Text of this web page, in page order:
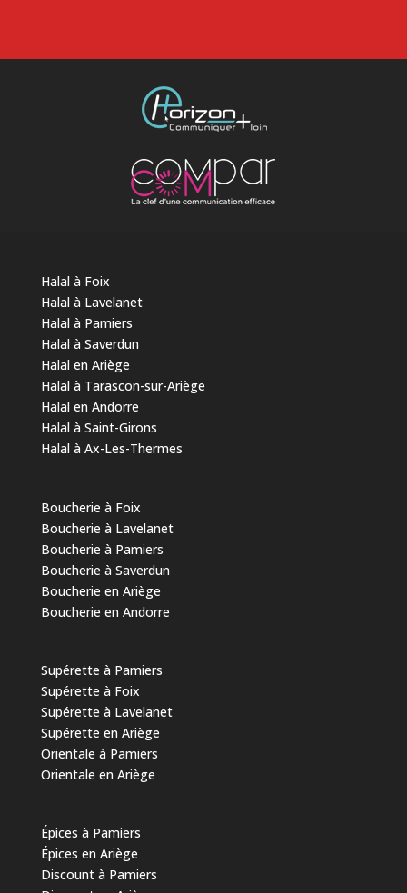
Halal à Foix
Halal à Lavelanet
Halal à Pamiers
Halal à Saverdun
Halal en Ariège
Halal à Tarascon-sur-Ariège
Halal en Andorre
Halal à Saint-Girons
Halal à Ax-Les-Thermes
Boucherie à Foix
Boucherie à Lavelanet
Boucherie à Pamiers
Boucherie à Saverdun
Boucherie en Ariège
Boucherie en Andorre
Supérette à Pamiers
Supérette à Foix
Supérette à Lavelanet
Supérette en Ariège
Orientale à Pamiers
Orientale en Ariège
Épices à Pamiers
Épices en Ariège
Discount à Pamiers